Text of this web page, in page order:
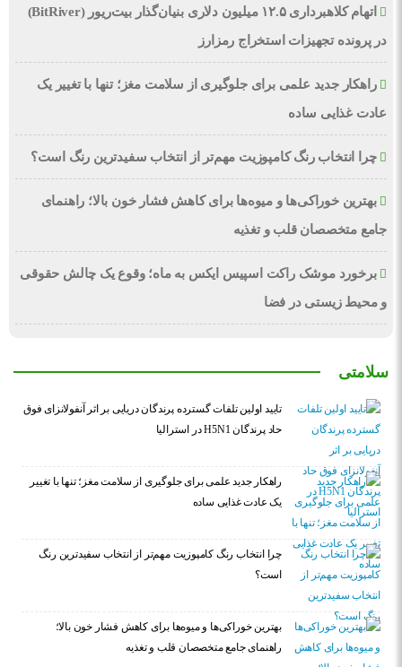
اتهام کلاهبرداری ۱۲.۵ میلیون دلاری بنیان‌گذار بیت‌ریور (BitRiver)
در پرونده تجهیزات استخراج رمزارز
راهکار جدید علمی برای جلوگیری از سلامت مغز؛ تنها با تغییر یک
عادت غذایی ساده
چرا انتخاب رنگ کامپوزیت مهم‌تر از انتخاب سفیدترین رنگ است؟
بهترین خوراکی‌ها و میوه‌ها برای کاهش فشار خون بالا؛ راهنمای
جامع متخصصان قلب و تغذیه
برخورد موشک راکت اسپیس ایکس به ماه؛ وقوع یک چالش حقوقی
و محیط زیستی در فضا
سلامتی
تایید اولین تلفات گسترده پرندگان دریایی بر اثر آنفولانزای فوق
حاد پرندگان H5N1 در استرالیا
راهکار جدید علمی برای جلوگیری از سلامت مغز؛ تنها با تغییر
یک عادت غذایی ساده
چرا انتخاب رنگ کامپوزیت مهم‌تر از انتخاب سفیدترین رنگ
است؟
بهترین خوراکی‌ها و میوه‌ها برای کاهش فشار خون بالا؛
راهنمای جامع متخصصان قلب و تغذیه